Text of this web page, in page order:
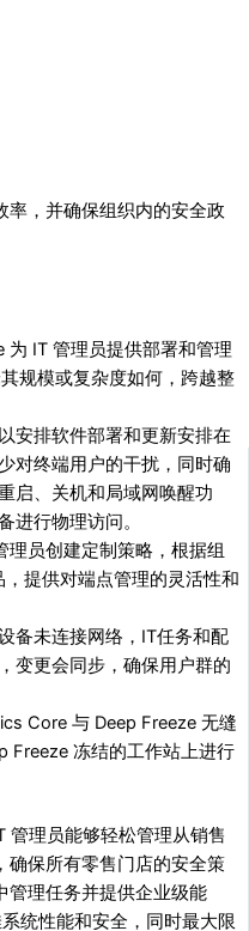
率，并确保组织内的安全政
为 IT 管理员提供部署和管理
规模或复杂度如何，跨越整
安排软件部署和更新安排在
对终端用户的干扰，同时确
启、关机和局域网唤醒功
进行物理访问。
理员创建定制策略，根据组
提供对端点管理的灵活性和
备未连接网络，IT任务和配
变更会同步，确保用户群的
Core 与 Deep Freeze 无缝
Freeze 冻结的工作站上进行
管理员能够轻松管理从销售
确保所有零售门店的安全策
管理任务并提供企业级能
统性能和安全，同时最大限